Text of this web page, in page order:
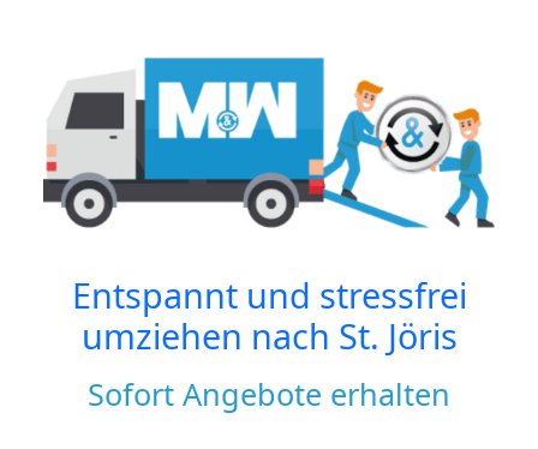
Entspannt und stressfrei
umziehen nach St. Jöris
Sofort Angebote erhalten